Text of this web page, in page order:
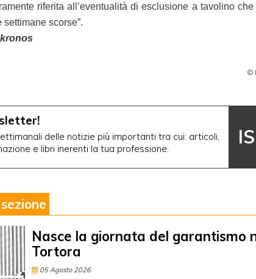
riferita all’eventualità di esclusione a tavolino
settimane scorse”.
©
delle notizie più importanti tra cui: articoli,
e libri inerenti la tua professione.
Nasce la giornata del garantismo
Tortora
05 Agosto 2026